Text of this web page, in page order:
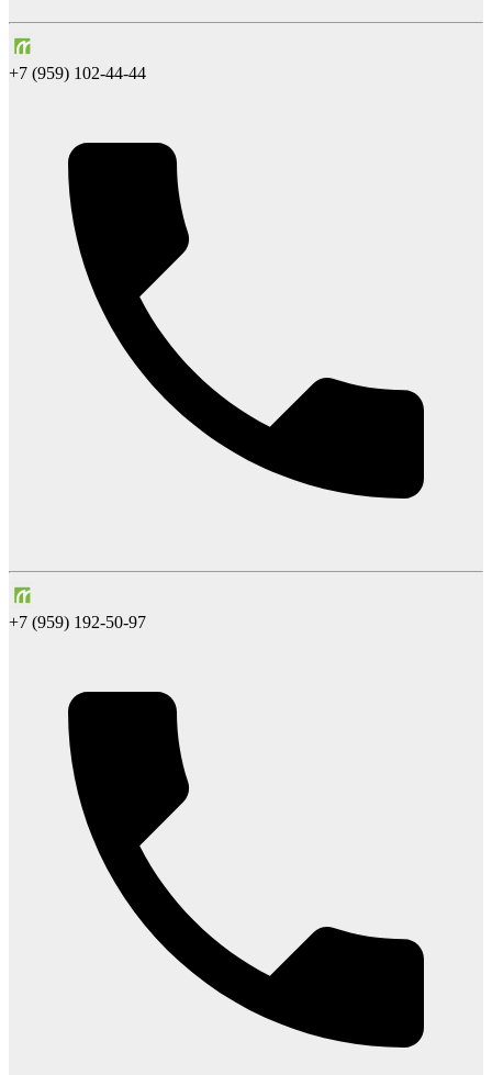
+7 (959) 102-44-44
+7 (959) 192-50-97